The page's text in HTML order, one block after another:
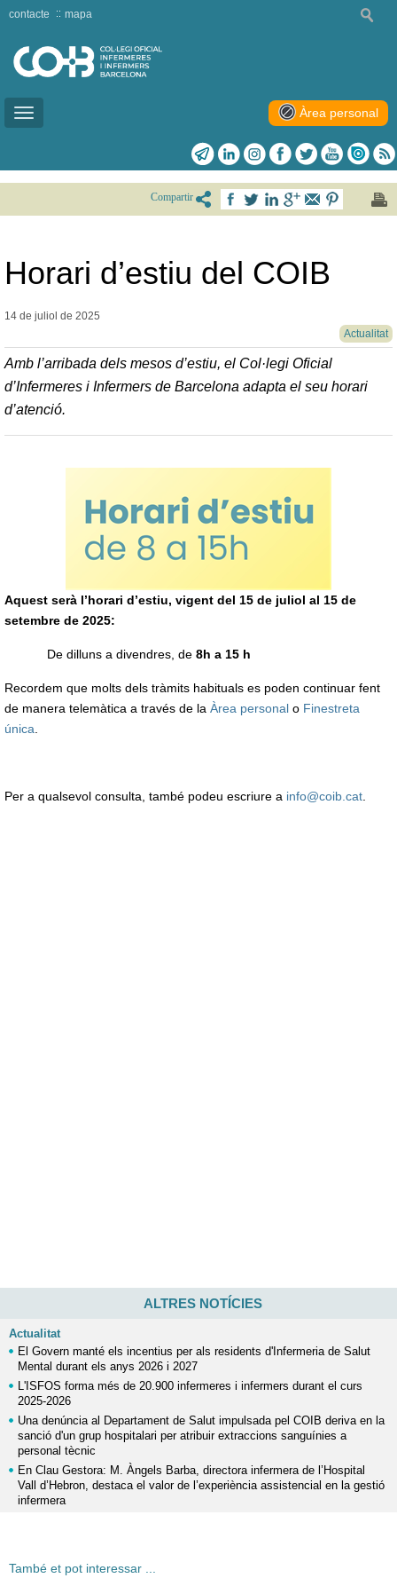
Toggle
contacte mapa
Àrea personal
Compartir
Horari d’estiu del COIB
14 de juliol de 2025
Actualitat
Amb l’arribada dels mesos d’estiu, el Col·legi Oficial
d’Infermeres i Infermers de Barcelona adapta el seu horari
d’atenció.
Aquest serà l’horari d’estiu, vigent del 15 de juliol al 15 de
setembre de 2025:
De dilluns a divendres, de 8h a 15 h
Recordem que molts dels tràmits habituals es poden continuar fent
de manera telemàtica a través de la Àrea personal o Finestreta
única.
Per a qualsevol consulta, també podeu escriure a info@coib.cat.
ALTRES NOTÍCIES
Actualitat
El Govern manté els incentius per als residents d'Infermeria de Salut
Mental durant els anys 2026 i 2027
L'ISFOS forma més de 20.900 infermeres i infermers durant el curs
2025-2026
Una denúncia al Departament de Salut impulsada pel COIB deriva en la
sanció d'un grup hospitalari per atribuir extraccions sanguínies a
personal tècnic
En Clau Gestora: M. Àngels Barba, directora infermera de l’Hospital
Vall d’Hebron, destaca el valor de l’experiència assistencial en la gestió
infermera
També et pot interessar ...